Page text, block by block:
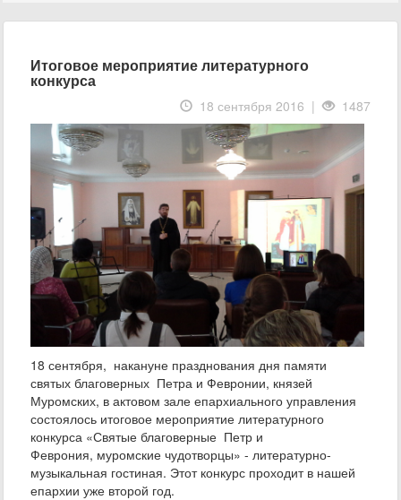
Итоговое мероприятие литературного
конкурса
18 сентября 2016 | 1487
18 сентября, накануне празднования дня памяти
святых благоверных Петра и Февронии, князей
Муромских, в актовом зале епархиального управления
состоялось итоговое мероприятие литературного
конкурса «Святые благоверные Петр и
Феврония, муромские чудотворцы» - литературно-
музыкальная гостиная. Этот конкурс проходит в нашей
епархии уже второй год.